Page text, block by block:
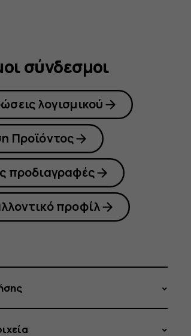
σύνδεσμοι
λογισμικού
Προϊόντος
προδιαγραφές
προφίλ